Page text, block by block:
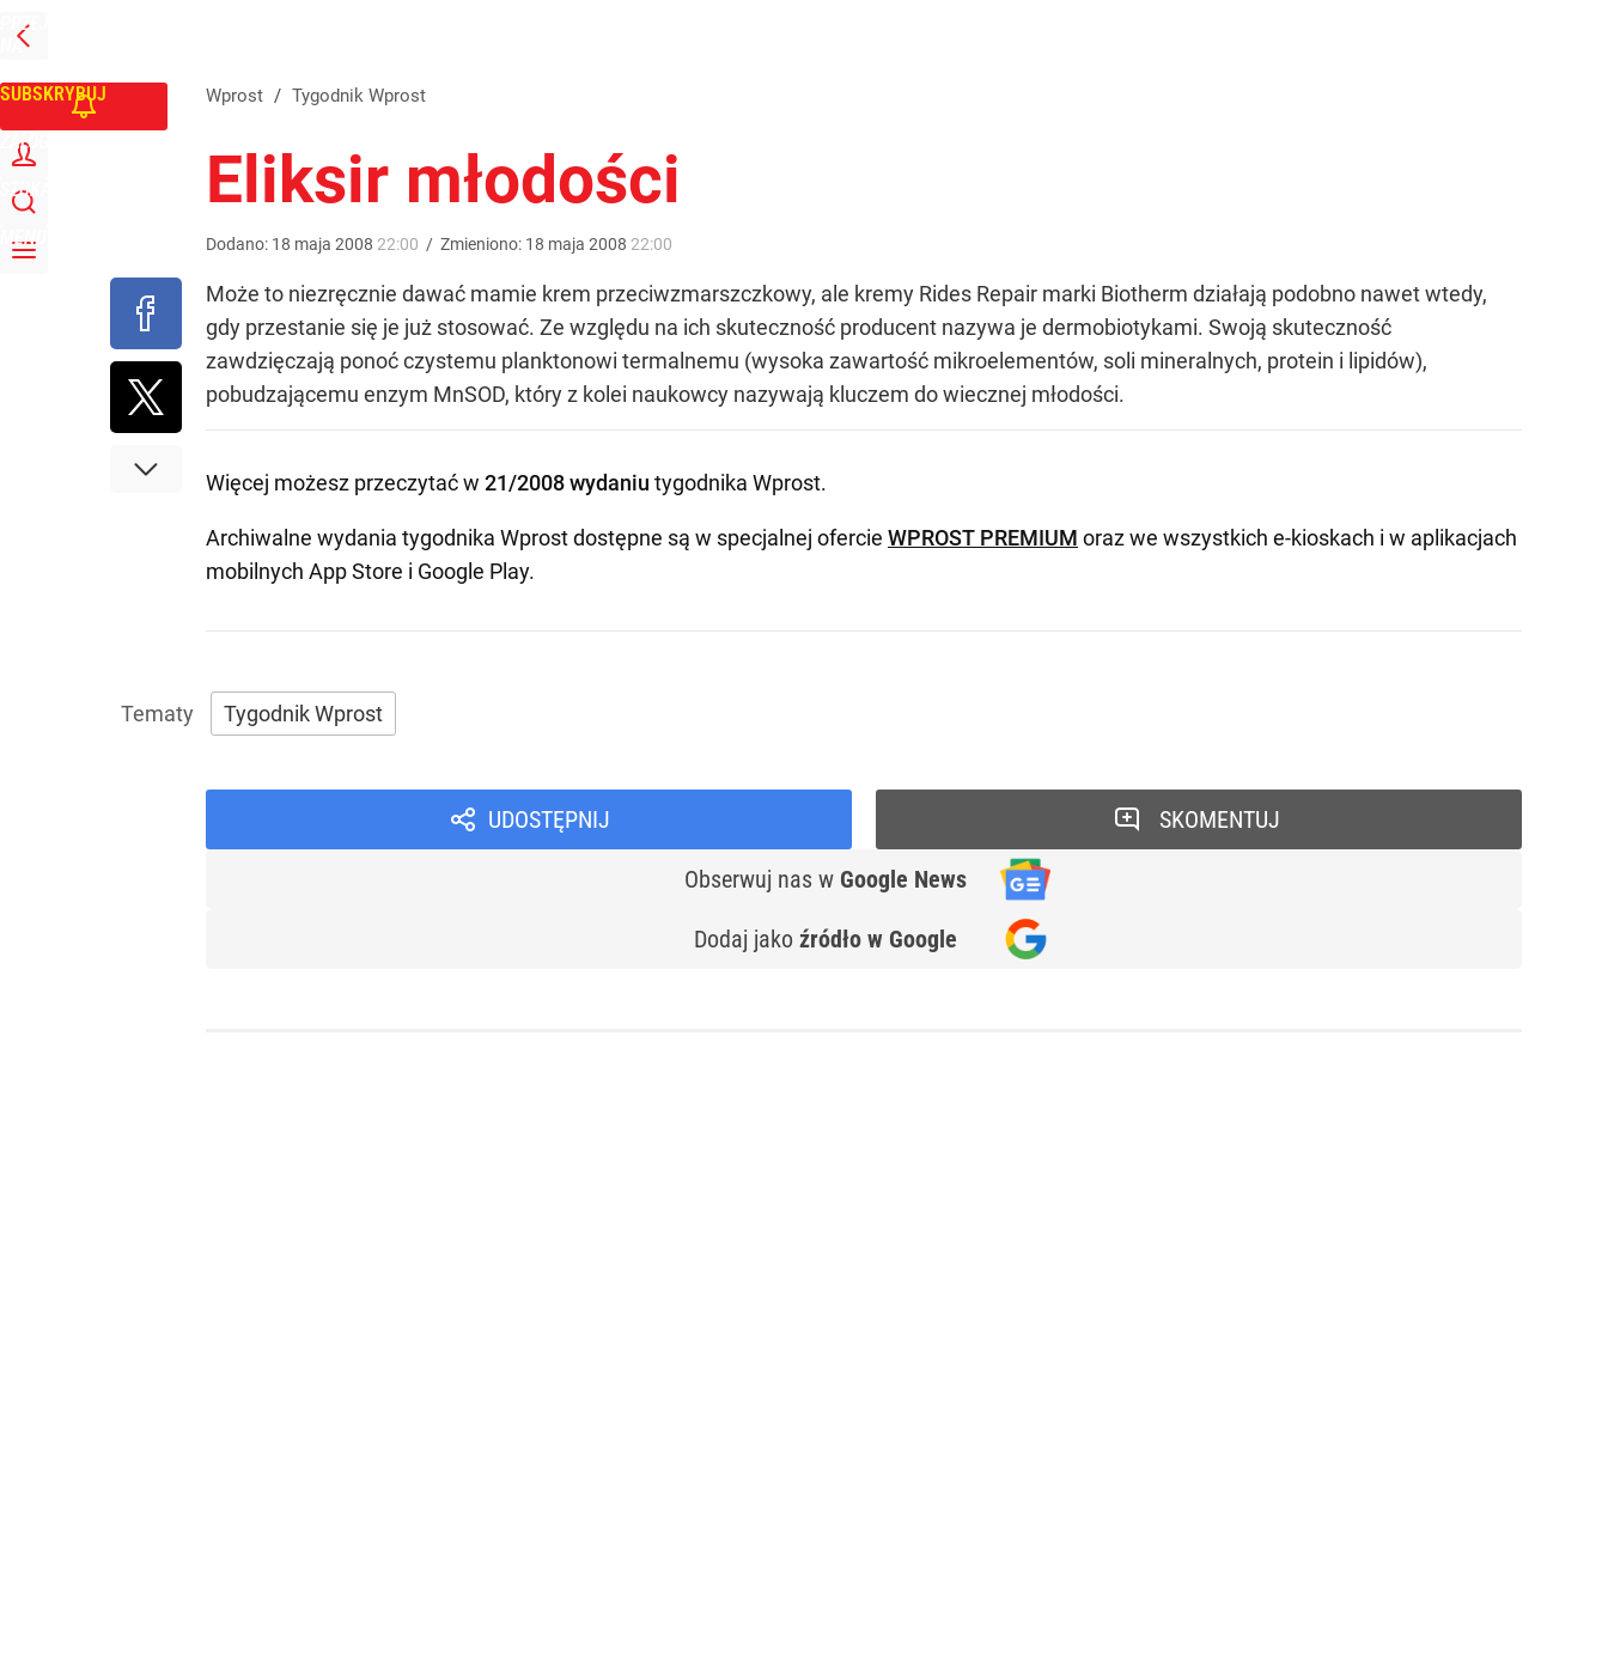
PRZEJDŹ
NA
GŁÓWNĄ
SUBSKRYBUJ
ZALOGUJ
SZUKAJ
MENU
Wprost / Tygodnik Wprost
Eliksir młodości
Dodano: 18 maja 2008 22:00 / Zmieniono: 18 maja 2008 22:00
Może to niezręcznie dawać mamie krem przeciwzmarszczkowy, ale kremy Rides Repair marki Biotherm działają podobno nawet wtedy,
gdy przestanie się je już stosować. Ze względu na ich skuteczność producent nazywa je dermobiotykami. Swoją skuteczność
zawdzięczają ponoć czystemu planktonowi termalnemu (wysoka zawartość mikroelementów, soli mineralnych, protein i lipidów),
pobudzającemu enzym MnSOD, który z kolei naukowcy nazywają kluczem do wiecznej młodości.
Więcej możesz przeczytać w 21/2008 wydaniu tygodnika Wprost.
Archiwalne wydania tygodnika Wprost dostępne są w specjalnej ofercie WPROST PREMIUM oraz we wszystkich e-kioskach i w aplikacjach
mobilnych App Store i Google Play.
Tygodnik Wprost
UDOSTĘPNIJ
Obserwuj nas w Google News
Dodaj jako źródło w Google
SKOMENTUJ